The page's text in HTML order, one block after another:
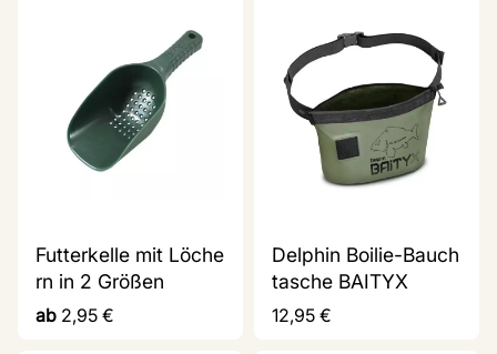
Futterkelle mit Löche
rn in 2 Größen
ab 2,95 €
Delphin Boilie-Bauch
tasche BAITYX
12,95 €